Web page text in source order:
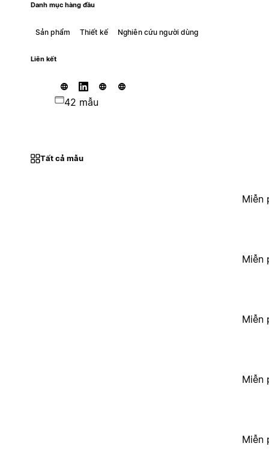
Danh mục hàng đầu
Sản phẩm Thiết kế Nghiên cứu người dùng
Liên kết
42 mẫu
Tất cả mẫu
Miễn
Miễn
Miễn
Miễn
Miễn